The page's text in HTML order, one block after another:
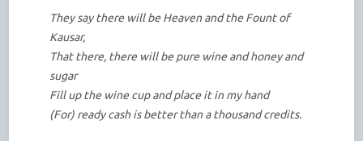
They say there will be Heaven and the Fount of
Kausar,
That there, there will be pure wine and honey and
sugar
Fill up the wine cup and place it in my hand
(For) ready cash is better than a thousand credits.